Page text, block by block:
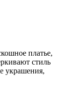
платье,
стиль
украшения,